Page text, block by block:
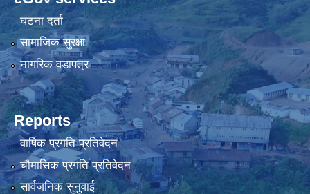
घटना दर्ता
सामाजिक सुरक्षा
नागरिक वडापत्र
Reports
वार्षिक प्रगति प्रतिवेदन
चौमासिक प्रगति प्रतिवेदन
सार्वजनिक सुनुवाई